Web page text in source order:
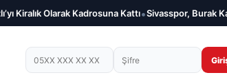
Olarak Kadrosuna Kattı•Sivasspor, Burak
Telefon numarası Şifre